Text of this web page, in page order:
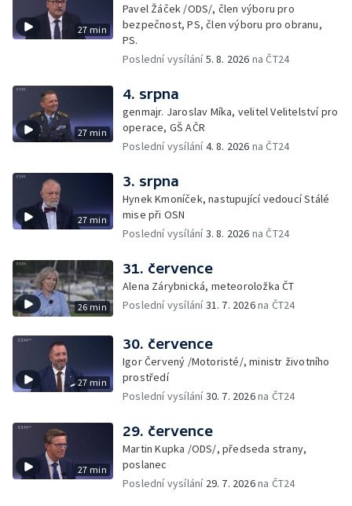
27 min
Pavel Žáček /ODS/, člen výboru pro
bezpečnost, PS, člen výboru pro obranu,
PS.
Poslední vysílání5. 8. 2026 na ČT24
27 min
4. srpna
genmajr. Jaroslav Míka, velitel Velitelství pro
operace, GŠ AČR
Poslední vysílání4. 8. 2026 na ČT24
27 min
3. srpna
Hynek Kmoníček, nastupující vedoucí Stálé
mise při OSN
Poslední vysílání3. 8. 2026 na ČT24
26 min
31. července
Alena Zárybnická, meteoroložka ČT
Poslední vysílání31. 7. 2026na ČT24
27 min
30. července
Igor Červený /Motoristé/, ministr životního
prostředí
Poslední vysílání30. 7. 2026na ČT24
27 min
29. července
Martin Kupka /ODS/, předseda strany,
poslanec
Poslední vysílání 29. 7. 2026na ČT24